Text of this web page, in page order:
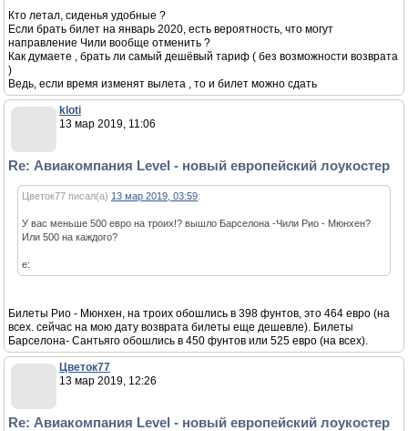
Кто летал, сиденья удобные ?
Если брать билет на январь 2020, есть вероятность, что могут
направление Чили вообще отменить ?
Как думаете , брать ли самый дешёвый тариф ( без возможности возврата
)
Ведь, если время изменят вылета , то и билет можно сдать
kloti
13 мар 2019, 11:06
Re: Авиакомпания Level - новый европейский лоукостер
Цветок77 писал(а) 13 мар 2019, 03:59:
У вас меньше 500 евро на троих!? вышло Барселона -Чили Рио - Мюнхен?
Или 500 на каждого?
e:
Билеты Рио - Мюнхен, на троих обошлись в 398 фунтов, это 464 евро (на
всех. сейчас на мою дату возврата билеты еще дешевле). Билеты
Барселона- Сантьяго обошлись в 450 фунтов или 525 евро (на всех).
Цветок77
13 мар 2019, 12:26
Re: Авиакомпания Level - новый европейский лоукостер